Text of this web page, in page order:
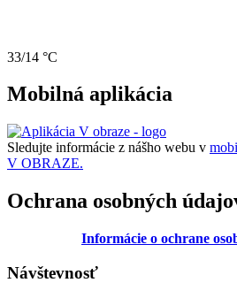
33/14 °C
Mobilná aplikácia
Sledujte informácie z nášho webu v
V OBRAZE.
Ochrana osobných
Informácie o ochrane
Návštevnosť